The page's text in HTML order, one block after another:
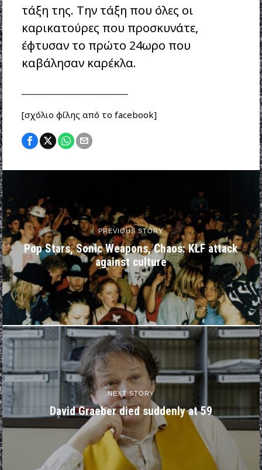
τάξη της. Την τάξη που όλες οι
καρικατούρες που προσκυνάτε,
έφτυσαν το πρώτο 24ωρο που
καβάλησαν καρέκλα.
[σχόλιο φίλης από το facebook]
PREVIOUS STORY
Pop Stars, Sonic Weapons, Chaos: KLF attack
against culture
NEXT STORY
David Graeber died suddenly at 59